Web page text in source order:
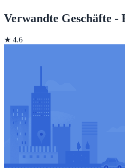
Verwandte Geschäfte -
★ 4.6